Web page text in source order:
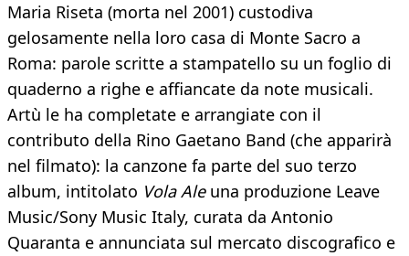
Maria Riseta (morta nel 2001) custodiva
gelosamente nella loro casa di Monte Sacro a
Roma: parole scritte a stampatello su un foglio di
quaderno a righe e affiancate da note musicali.
Artù le ha completate e arrangiate con il
contributo della Rino Gaetano Band (che apparirà
nel filmato): la canzone fa parte del suo terzo
album, intitolato Vola Aleuna produzione Leave
Music/Sony Music Italy, curata da Antonio
Quaranta e annunciata sul mercato discografico e